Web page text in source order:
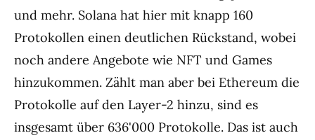
und mehr. Solana hat hier mit knapp 160
Protokollen einen deutlichen Rückstand, wobei
noch andere Angebote wie NFT und Games
hinzukommen. Zählt man aber bei Ethereum die
Protokolle auf den Layer-2 hinzu, sind es
insgesamt über 636'000 Protokolle. Das ist auch